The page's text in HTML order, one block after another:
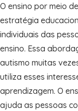
O ensino por meio
estratégia
individuais das
ensino. Essa
autismo muitas
utiliza esses
aprendizagem. O
ajuda as pessoas